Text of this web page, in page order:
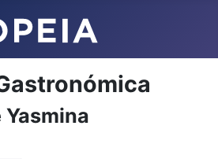
Yasmina